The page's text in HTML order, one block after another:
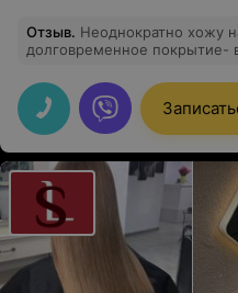
Отзыв. Неоднократно хожу
долговременное покрытие-
Раннее там же делала
Рекомендую.